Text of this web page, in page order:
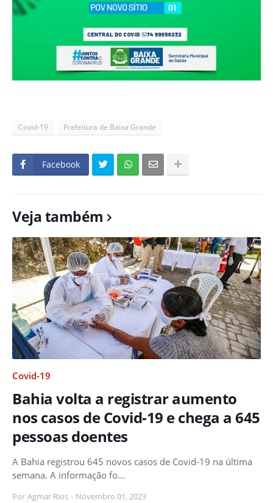
Covid-19 Prefeitura de Baixa Grande
Facebook
Veja também
Covid-19
Bahia volta a registrar aumento
nos casos de Covid-19 e chega a 645
pessoas doentes
A Bahia registrou 645 novos casos de Covid-19 na última
semana. A informação fo…
Por Agmar Rios - Novembro 01, 2023